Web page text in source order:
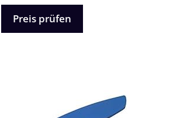
Preis prüfen